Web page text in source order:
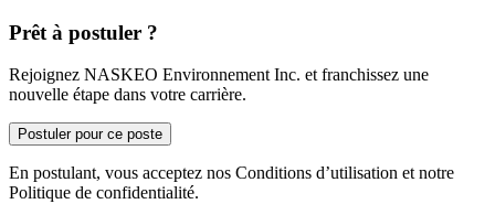
Prêt à postuler ?
Rejoignez NASKEO Environnement Inc. et franchissez une
nouvelle étape dans votre carrière.
Postuler pour ce poste
En postulant, vous acceptez nos Conditions d’utilisation et notre
Politique de confidentialité.